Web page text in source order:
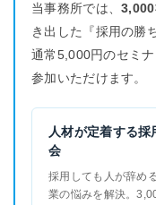
当事務所では、
き出した『採用の勝
通常5,000円のセミ
参加いただけます。
人材が定着する
会
採用しても人が辞め
業の悩みを解決。